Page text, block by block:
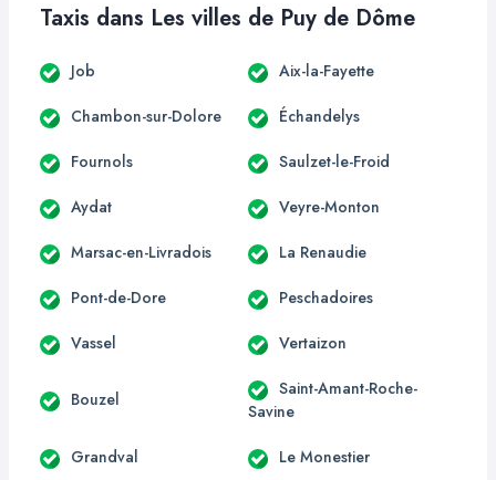
Taxis dans Les villes de Puy de Dôme
Job Aix-la-Fayette
Chambon-sur-Dolore Échandelys
Fournols Saulzet-le-Froid
Aydat Veyre-Monton
Marsac-en-Livradois La Renaudie
Pont-de-Dore Peschadoires
Vassel Vertaizon
Bouzel
Saint-Amant-Roche-
Savine
Grandval Le Monestier